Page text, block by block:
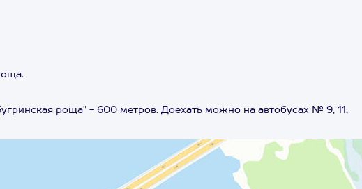
роща" - 600 метров. Доехать можно на автобусах № 9, 11,